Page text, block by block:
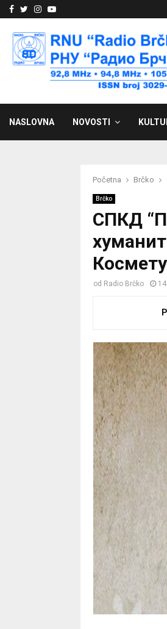
Facebook
Twitter
Instagram
Youtube
NASLOVNA NOVOSTI
Početna Brčko
Brčko
СПКД
Космету
od Radio Brčko